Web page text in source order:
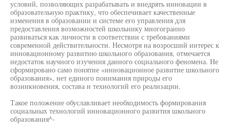
условий, позволяющих разрабатывать и внедрять инновации в
образовательную практику, что обеспечивает качественные
изменения в образовании и системе его управления для
предоставления возможностей школьнику многогранно
развиваться как личности в соответствии с требованиями
современной действительности. Несмотря на возросший интерес к
инновационному развитию школьного образования, отмечается
недостаток научного изучения данного социального феномена. Не
сформировано само понятие «инновационное развитие школьного
образования», нет единого понимания природы его
возникновения, состава и технологий его реализации.
Такое положение обуславливает необходимость формирования
социальных технологий инновационного развития школьного
образования^-